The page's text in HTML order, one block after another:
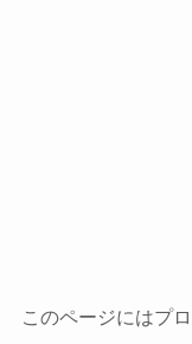
このページにはプ